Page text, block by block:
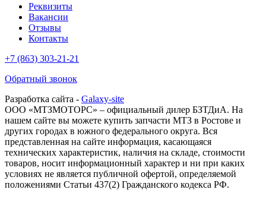
Реквизиты
Вакансии
Отзывы
Контакты
+7 (863) 303-21-21
Обратный звонок
Разработка сайта - Galaxy-site
ООО «МТЗМОТОРС» – официальный дилер БЗТДиА. На
нашем сайте вы можете купить запчасти МТЗ в Ростове и
других городах в южного федерального округа. Вся
представленная на сайте информация, касающаяся
технических характеристик, наличия на складе, стоимости
товаров, носит информационный характер и ни при каких
условиях не является публичной офертой, определяемой
положениями Статьи 437(2) Гражданского кодекса РФ.